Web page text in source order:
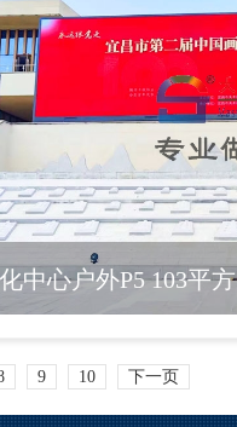
中心户外P5 103平方
9 10 下一页